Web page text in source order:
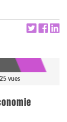
| 25 vues